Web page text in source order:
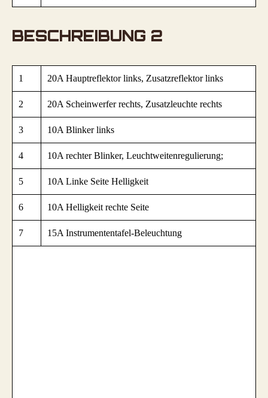
BESCHREIBUNG 2
1 20A Hauptreflektor links, Zusatzreflektor links
2 20A Scheinwerfer rechts, Zusatzleuchte rechts
3 10A Blinker links
4 10A rechter Blinker, Leuchtweitenregulierung;
5 10A Linke Seite Helligkeit
6 10A Helligkeit rechte Seite
7 15A Instrumententafel-Beleuchtung